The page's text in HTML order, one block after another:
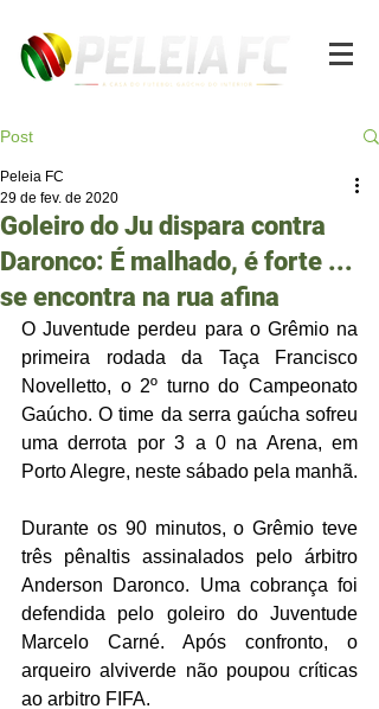
Post
Goleiro do Ju dispara contra
Daronco: É malhado, é forte ...
se encontra na rua afina
Peleia FC
29 de fev. de 2020
O Juventude perdeu para o Grêmio na
primeira rodada da Taça Francisco
Novelletto, o 2º turno do Campeonato
Gaúcho. O time da serra gaúcha sofreu
uma derrota por 3 a 0 na Arena, em
Durante os 90 minutos, o Grêmio teve
três pênaltis assinalados pelo árbitro
Anderson Daronco. Uma cobrança foi
defendida pelo goleiro do Juventude
Marcelo Carné. Após confronto, o
arqueiro alviverde não poupou críticas
ao arbitro FIFA.